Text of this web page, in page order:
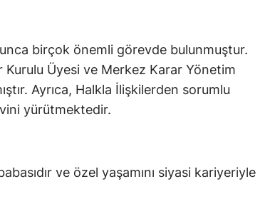
birçok önemli görevde bulunmuştur.
Üyesi ve Merkez Karar Yönetim
Ayrıca, Halkla İlişkilerden sorumlu
yürütmektedir.
ve özel yaşamını siyasi kariyeriyle